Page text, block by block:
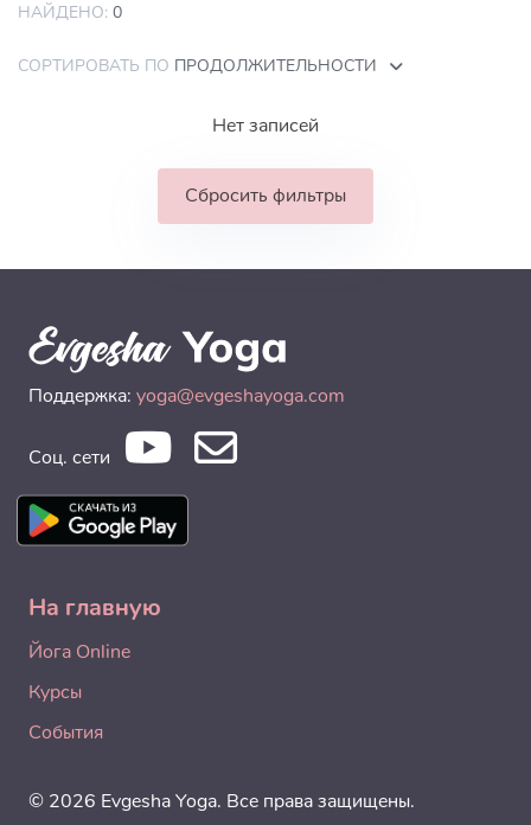
НАЙДЕНО: 0
СОРТИРОВАТЬ ПО ПРОДОЛЖИТЕЛЬНОСТИ
Нет записей
Сбросить фильтры
Поддержка: yoga@evgeshayoga.com
Соц. сети
На главную
Йога Online
Курсы
События
© 2026 Evgesha Yoga. Все права защищены.